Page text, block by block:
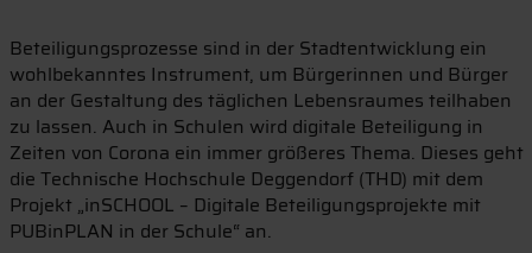
Beteiligungsprozesse sind in der Stadtentwicklung ein
wohlbekanntes Instrument, um Bürgerinnen und Bürger
an der Gestaltung des täglichen Lebensraumes teilhaben
zu lassen. Auch in Schulen wird digitale Beteiligung in
Zeiten von Corona ein immer größeres Thema. Dieses geht
die Technische Hochschule Deggendorf (THD) mit dem
Projekt „inSCHOOL – Digitale Beteiligungsprojekte mit
PUBinPLAN in der Schule“ an.